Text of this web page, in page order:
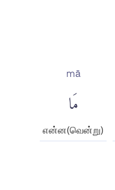
mā
مَا
என்ன(வென்று)